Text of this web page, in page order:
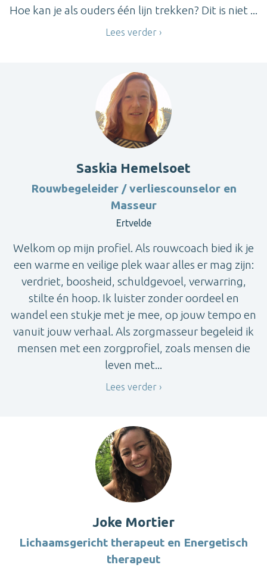
Hoe kan je als ouders één lijn trekken? Dit is niet ...
Lees verder
Saskia Hemelsoet
Rouwbegeleider / verliescounselor en
Masseur
Ertvelde
Welkom op mijn profiel. Als rouwcoach bied ik je
een warme en veilige plek waar alles er mag zijn:
verdriet, boosheid, schuldgevoel, verwarring,
stilte én hoop. Ik luister zonder oordeel en
wandel een stukje met je mee, op jouw tempo en
vanuit jouw verhaal. Als zorgmasseur begeleid ik
mensen met een zorgprofiel, zoals mensen die
leven met...
Lees verder
Joke Mortier
Lichaamsgericht therapeut en Energetisch
therapeut